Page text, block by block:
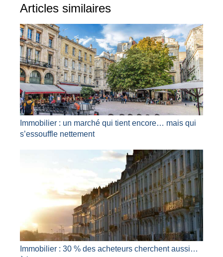
Articles similaires
Immobilier : un marché qui tient encore… mais qui
s’essouffle nettement
Immobilier : 30 % des acheteurs cherchent aussi…